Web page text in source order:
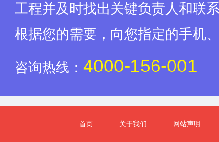
工程并及时找出关键负责人和联
根据您的需要，向您指定的手机
咨询热线： 4000-156-001
首页 关于我们 网站声明